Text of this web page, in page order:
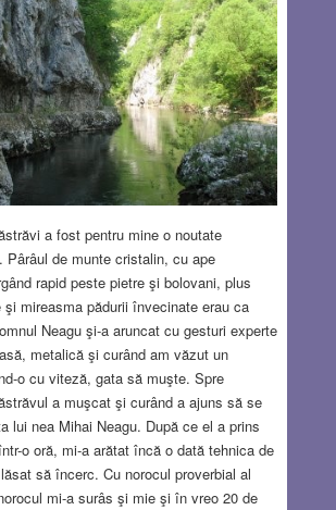
a fost pentru mine o noutate
Pârâul de munte cristalin, cu ape
rapid peste pietre şi bolovani, plus
şi mireasma pădurii învecinate erau ca
Neagu şi-a aruncat cu gesturi experte
metalică şi curând am văzut un
o cu viteză, gata să muşte. Spre
a muşcat şi curând a ajuns să se
lui nea Mihai Neagu. După ce el a prins
o oră, mi-a arătat încă o dată tehnica de
să încerc. Cu norocul proverbial al
mi-a surâs şi mie şi în vreo 20 de